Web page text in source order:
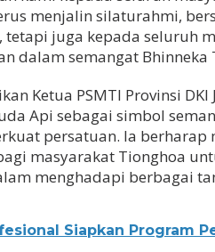
menjalin silaturahmi,
juga kepada seluruh
dalam semangat Bhinneka
Ketua PSMTI Provinsi
Api sebagai simbol
persatuan. Ia
masyarakat Tionghoa
menghadapi berbagai
Siapkan Program